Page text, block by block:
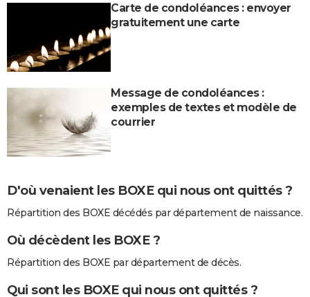
Carte de condoléances : envoyer
gratuitement une carte
Message de condoléances :
exemples de textes et modèle de
courrier
D'où venaient les BOXE qui nous ont quittés ?
Répartition des BOXE décédés par département de naissance.
Où décèdent les BOXE ?
Répartition des BOXE par département de décès.
Qui sont les BOXE qui nous ont quittés ?